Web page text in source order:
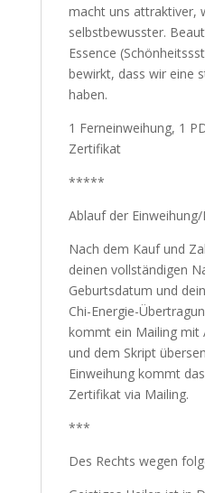
macht uns attraktiver,
selbstbewusster.
Essence
bewirkt, dass wir eine
haben.
1 Ferneinweihung, 1
Zertifikat
*****
Ablauf der
Nach dem Kauf und
deinen vollständigen
Geburtsdatum und
Chi-Energie-
kommt ein Mailing mit
und dem Skript
Einweihung kommt
Zertifikat via Mailing.
***
Des Rechts wegen